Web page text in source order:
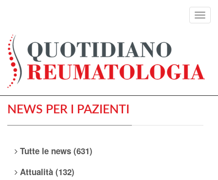
NEWS PER I PAZIENTI
Tutte le news (631)
Attualità (132)